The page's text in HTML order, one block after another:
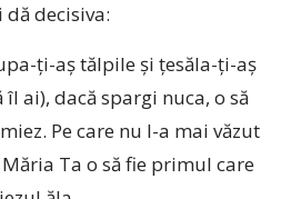
decisiva:
ți-aș tălpile și țesăla-ți-aș
ai), dacă spargi nuca, o să
Pe care nu l-a mai văzut
Ta o să fie primul care